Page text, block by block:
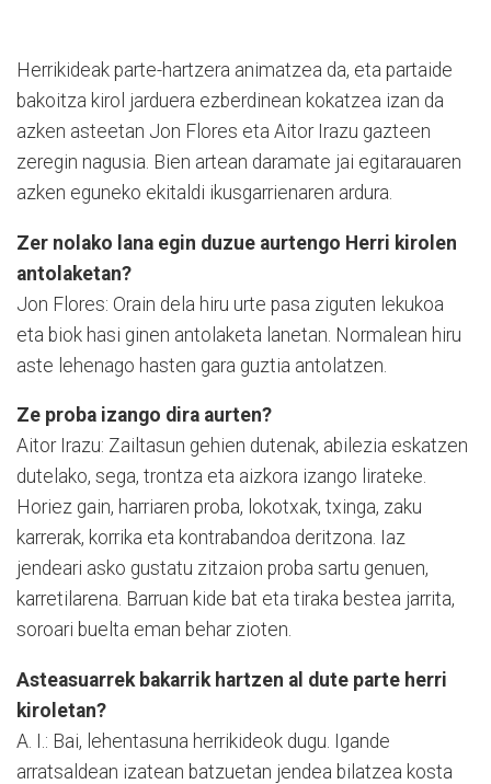
Herrikideak parte-hartzera animatzea da, eta partaide
bakoitza kirol jarduera ezberdinean kokatzea izan da
azken asteetan Jon Flores eta Aitor Irazu gazteen
zeregin nagusia. Bien artean daramate jai egitarauaren
azken eguneko ekitaldi ikusgarrienaren ardura.
Zer nolako lana egin duzue aurtengo Herri kirolen
antolaketan?
Jon Flores: Orain dela hiru urte pasa ziguten lekukoa
eta biok hasi ginen antolaketa lanetan. Normalean hiru
aste lehenago hasten gara guztia antolatzen.
Ze proba izango dira aurten?
Aitor Irazu: Zailtasun gehien dutenak, abilezia eskatzen
dutelako, sega, trontza eta aizkora izango lirateke.
Horiez gain, harriaren proba, lokotxak, txinga, zaku
karrerak, korrika eta kontrabandoa deritzona. Iaz
jendeari asko gustatu zitzaion proba sartu genuen,
karretilarena. Barruan kide bat eta tiraka bestea jarrita,
soroari buelta eman behar zioten.
Asteasuarrek bakarrik hartzen al dute parte herri
kiroletan?
A. I.: Bai, lehentasuna herrikideok dugu. Igande
arratsaldean izatean batzuetan jendea bilatzea kosta